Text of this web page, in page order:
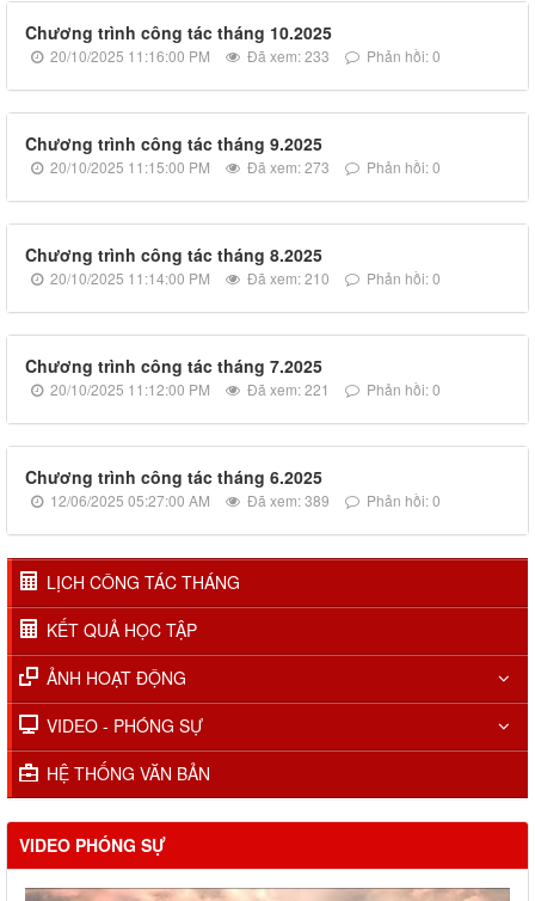
Chương trình công tác tháng 10.2025
20/10/2025 11:16:00 PM Đã xem: 233 Phản hồi: 0
Chương trình công tác tháng 9.2025
20/10/2025 11:15:00 PM Đã xem: 273 Phản hồi: 0
Chương trình công tác tháng 8.2025
20/10/2025 11:14:00 PM Đã xem: 210 Phản hồi: 0
Chương trình công tác tháng 7.2025
20/10/2025 11:12:00 PM Đã xem: 221 Phản hồi: 0
Chương trình công tác tháng 6.2025
12/06/2025 05:27:00 AM Đã xem: 389 Phản hồi: 0
LỊCH CÔNG TÁC THÁNG
KẾT QUẢ HỌC TẬP
ẢNH HOẠT ĐỘNG
VIDEO - PHÓNG SỰ
HỆ THỐNG VĂN BẢN
VIDEO PHÓNG SỰ